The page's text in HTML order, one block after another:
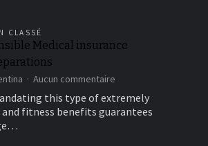
CLASSÉ
Medical insurance
Aucun commentaire
Medical
insurance
this type of extremely
fitness benefits guarantees